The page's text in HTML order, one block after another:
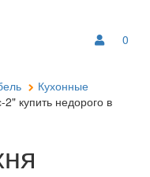
0
Кухонные
купить недорого в